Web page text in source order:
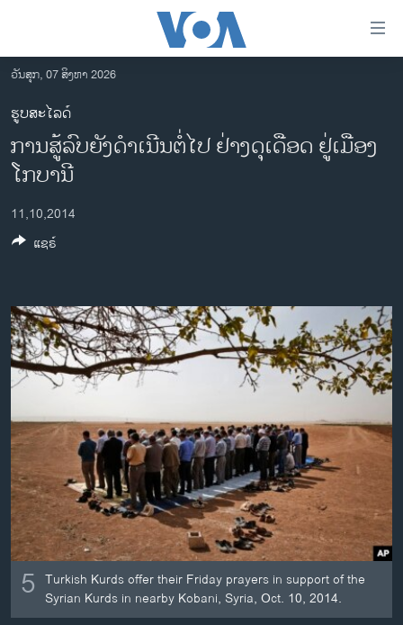
ເຂົ້າ
ຫາ
ຂ້າມ
ຂ້າມ
ຂ້າມ
ຫາ
ຊອກ
ລາວ
ອາເມຣິກາ
ຂ່າວ​ຈີນ
ອິດສະຫຼະພາບດ້ານການຂ່າວ
ຊີວິດຊາວລາວ
ຊຸມຊົນຊາວລາວ
ວິທະຍາສາດ-ເທັກໂນໂລຈີ
ທຸລະກິດ
ພາສາອັງກິດ
ວີດີໂອ
ສຽງ
ລາຍການກະຈາຍສຽງ
ຕິດຕາມພວກເຮົາ ທີ່
ວັນສຸກ, 07 ສິງຫາ 2026
ຮູບສະໄລດ໌
ການສູ້ລົບຍັງດຳເນີນຕໍ່ໄປ ຢ່າງດຸເດືອດ ຢູ່ເມືອງ
ໂກບານີ
11,10,2014
5 Turkish Kurds offer their Friday prayers in support of the
Syrian Kurds in nearby Kobani, Syria, Oct. 10, 2014.
ແຊຣ໌